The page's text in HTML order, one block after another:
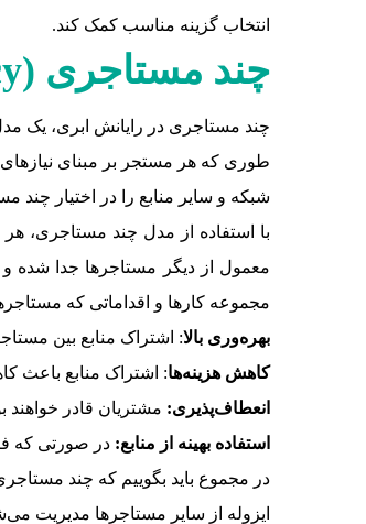
انتخاب گزینه مناسب کمک کند.
چند مستاجری (
شبکه و سایر منابع را در اختیار چند
با استفاده از مدل چند مستاجری،
معمول از دیگر مستاجرها جدا شده
مجموعه کارها و اقداماتی که
بهره‌وری بالا: اشتراک منابع بین
کاهش هزینهها: اشتراک منابع باعث
انعطاف‌پذیری: مشتریان قادر
استفاده بهینه از منابع: در صورتی که
در مجموع باید بگوییم که چند
ایزوله از سایر مستاجرها مدیریت